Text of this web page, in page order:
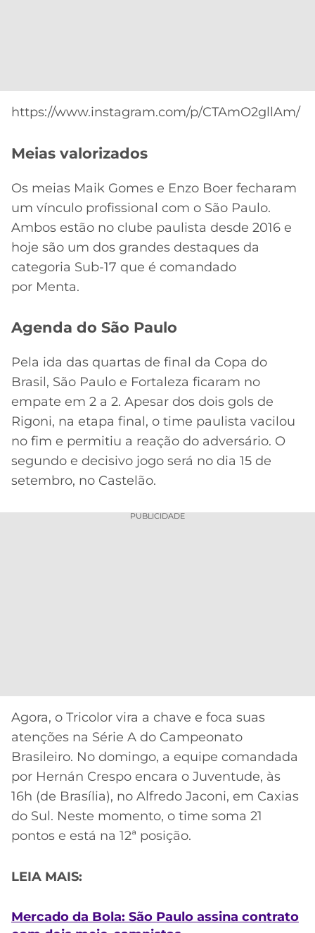
https://www.instagram.com/p/CTAmO2gllAm/
Meias valorizados
Os meias Maik Gomes e Enzo Boer fecharam
um vínculo profissional com o São Paulo.
Ambos estão no clube paulista desde 2016 e
hoje são um dos grandes destaques da
categoria Sub-17 que é comandado
por Menta.
Agenda do São Paulo
Pela ida das quartas de final da Copa do
Brasil, São Paulo e Fortaleza ficaram no
empate em 2 a 2. Apesar dos dois gols de
Rigoni, na etapa final, o time paulista vacilou
no fim e permitiu a reação do adversário. O
segundo e decisivo jogo será no dia 15 de
setembro, no Castelão.
PUBLICIDADE
Agora, o Tricolor vira a chave e foca suas
atenções na Série A do Campeonato
Brasileiro. No domingo, a equipe comandada
por Hernán Crespo encara o Juventude, às
16h (de Brasília), no Alfredo Jaconi, em Caxias
do Sul. Neste momento, o time soma 21
pontos e está na 12ª posição.
LEIA MAIS:
Mercado da Bola: São Paulo assina contrato